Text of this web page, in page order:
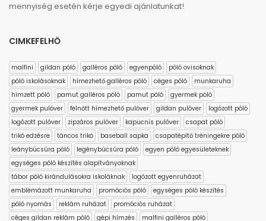
mennyiség esetén kérje egyedi ajánlatunkat!
CIMKEFELHŐ
malfini gildan póló galléros póló egyenpóló
póló ovisoknak
póló iskolásoknak
hímezhető galléros póló céges póló
munkaruha
hímzett póló
pamut galléros póló pamut póló
gyermek póló
gyermek pulóver
felnőtt hímezhető pulóver gildan pulóver
logózott póló
logózott pulóver
zipzáros pulóver kapucnis pulóver
csapat póló
trikó edzésre
táncos trikó baseball sapka
csapatépítő tréningekre póló
leánybúcsúra póló
legénybúcsúra póló
egyen póló egyesületeknek
egységes póló készítés alapítványoknak
tábor póló kirándulásokra iskoláknak
logózott egyenruházat
emblémázott munkaruha
promóciós póló
egységes póló készítés
póló nyomás
reklám ruházat
promóciós ruházat
céges gildan reklám póló
gépi hímzés malfini galléros póló